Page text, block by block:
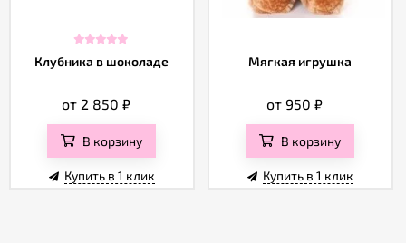
Клубника в шоколаде
от 2 850₽
В корзину
Купить в 1 клик
Мягкая игрушка
от 950₽
В корзину
Купить в 1 клик